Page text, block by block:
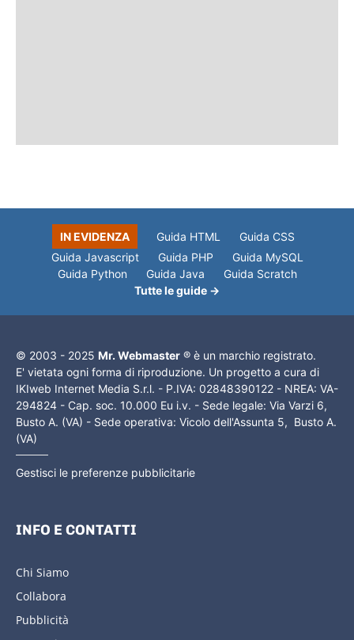
IN EVIDENZA Guida HTML
Guida CSS
Guida Javascript
Guida PHP
Guida MySQL
Guida Python
Guida Java
Guida Scratch
Tutte le guide →
© 2003 - 2025 Mr. Webmaster ® è un marchio registrato.
E' vietata ogni forma di riproduzione. Un progetto a cura di
IKIweb Internet Media S.r.l. - P.IVA: 02848390122 - NREA: VA-
294824 - Cap. soc. 10.000 Eu i.v. - Sede legale: Via Varzi 6,
Busto A. (VA) - Sede operativa: Vicolo dell'Assunta 5, Busto A.
(VA)
Gestisci le preferenze pubblicitarie
INFO E CONTATTI
Chi Siamo
Collabora
Pubblicità